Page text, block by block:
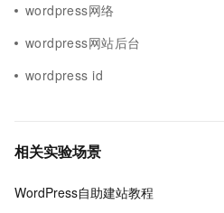
wordpress网络
wordpress网站后台
wordpress id
相关实验场景
WordPress自助建站教程